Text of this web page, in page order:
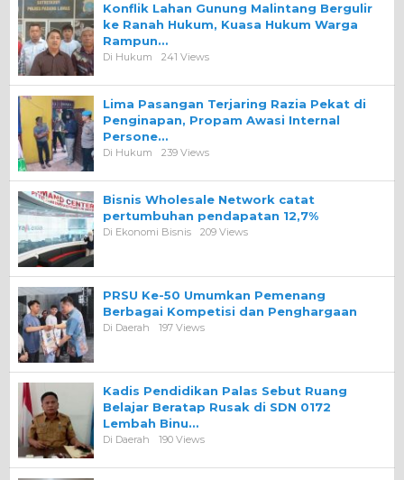
Konflik Lahan Gunung Malintang Bergulir
ke Ranah Hukum, Kuasa Hukum Warga
Rampun…
Di Hukum 241 Views
Lima Pasangan Terjaring Razia Pekat di
Penginapan, Propam Awasi Internal
Persone…
Di Hukum 239 Views
Bisnis Wholesale Network catat
pertumbuhan pendapatan 12,7%
Di Ekonomi Bisnis 209 Views
PRSU Ke-50 Umumkan Pemenang
Berbagai Kompetisi dan Penghargaan
Di Daerah 197 Views
Kadis Pendidikan Palas Sebut Ruang
Belajar Beratap Rusak di SDN 0172
Lembah Binu…
Di Daerah 190 Views